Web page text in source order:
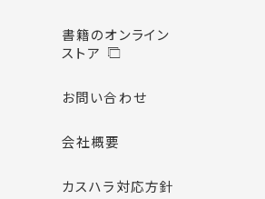
書籍のオンライン
ストア
お問い合わせ
会社概要
カスハラ対応方針